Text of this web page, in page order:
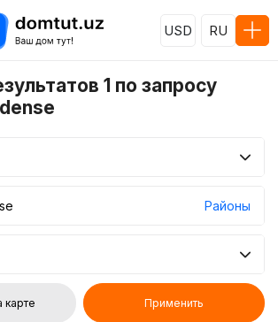
USD RU
1 по запросу
Районы
карте Применить